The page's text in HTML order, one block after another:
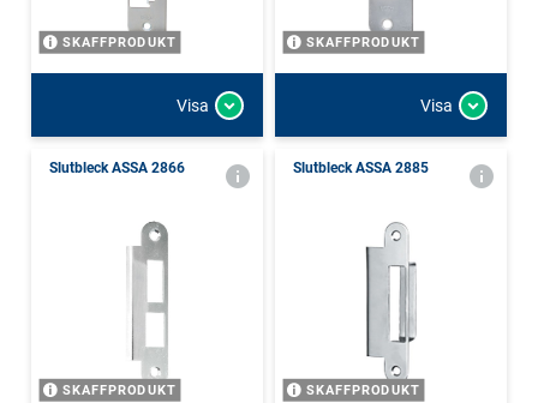
SKAFFPRODUKT
Visa
SKAFFPRODUKT
Visa
Slutbleck ASSA 2866
SKAFFPRODUKT
Slutbleck ASSA 2885
SKAFFPRODUKT